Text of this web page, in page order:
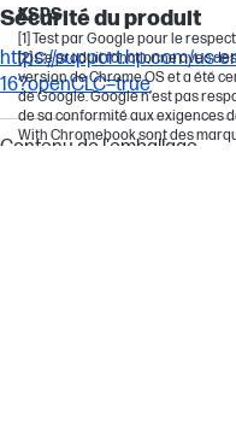
Sécurité du produit
https://support.hp.com/us-
16?openCLC=true
Contenu de l'emballage
KSPS
[1] Test par Google pour le
[2] Ce produit fonctionne avec
version de Chrome OS et a été
de Google. Google n’est pas
de sa conformité aux exigences
With Chromebook sont des